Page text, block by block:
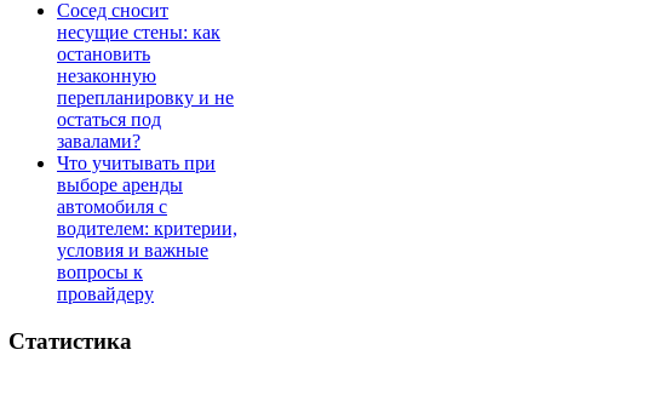
Сосед сносит
несущие стены: как
остановить
незаконную
перепланировку и не
остаться под
завалами?
Что учитывать при
выборе аренды
автомобиля с
водителем: критерии,
условия и важные
вопросы к
провайдеру
Статистика